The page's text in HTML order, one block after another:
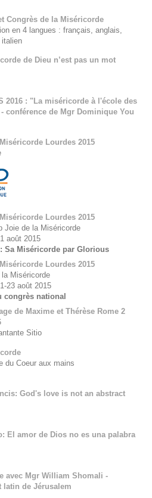
Congrès de la Miséricorde
en 4 langues : français, anglais,
italien
de Dieu n’est pas un mot
2016 : "La miséricorde à l'école des
conférence de Mgr Dominique You
Lourdes 2015
Lourdes 2015
Joie de la Miséricorde
août 2015
Sa Miséricorde par Glorious
Lourdes 2015
la Miséricorde
23 août 2015
congrès national
de Maxime et Thérèse Rome 2
Sitio
du Coeur aux mains
God's love is not an abstract
El amor de Dios no es una palabra
avec Mgr William Shomali -
latin de Jérusalem